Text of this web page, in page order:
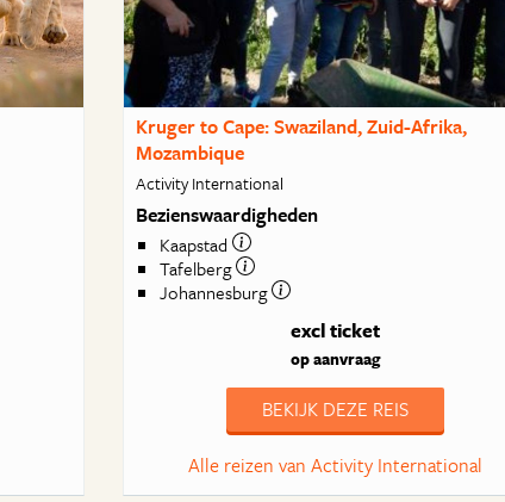
Kruger to Cape: Swaziland, Zuid-Afrika,
Mozambique
Activity International
Bezienswaardigheden
Kaapstad
Tafelberg
Johannesburg
excl ticket
op aanvraag
BEKIJK DEZE REIS
Alle reizen van Activity International